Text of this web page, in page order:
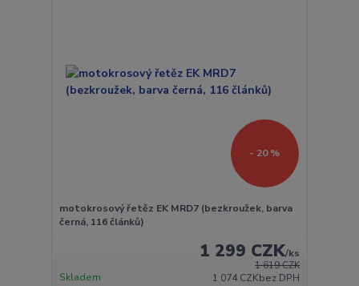
- 20 %
motokrosový řetěz EK MRD7 (bezkroužek, barva
černá, 116 článků)
1 619 CZK
1 299 CZK/ks
1 074 CZKbez DPH
Skladem